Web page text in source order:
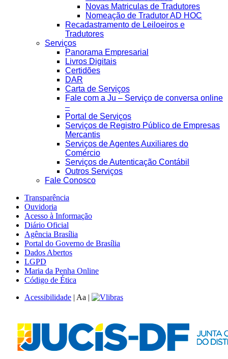
Novas Matriculas de Tradutores
Nomeação de Tradutor AD HOC
Recadastramento de Leiloeiros e
Tradutores
Serviços
Panorama Empresarial
Livros Digitais
Certidões
DAR
Carta de Serviços
Fale com a Ju – Serviço de conversa online
–
Portal de Serviços
Serviços de Registro Público de Empresas
Mercantis
Serviços de Agentes Auxiliares do
Comércio
Serviços de Autenticação Contábil
Outros Serviços
Fale Conosco
Transparência
Ouvidoria
Acesso à Informação
Diário Oficial
Agência Brasília
Portal do Governo de Brasília
Dados Abertos
LGPD
Maria da Penha Online
Código de Ética
Acessibilidade | Aa |